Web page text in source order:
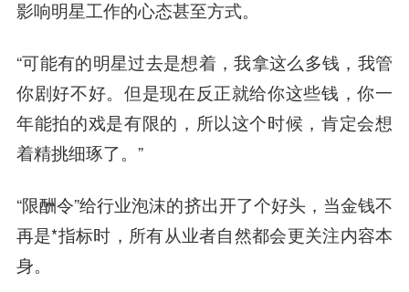
影响明星工作的心态甚至方式。
“可能有的明星过去是想着，我拿这么多钱，我管
你剧好不好。但是现在反正就给你这些钱，你一
年能拍的戏是有限的，所以这个时候，肯定会想
着精挑细琢了。”
“限酬令”给行业泡沫的挤出开了个好头，当金钱不
再是*指标时，所有从业者自然都会更关注内容本
身。